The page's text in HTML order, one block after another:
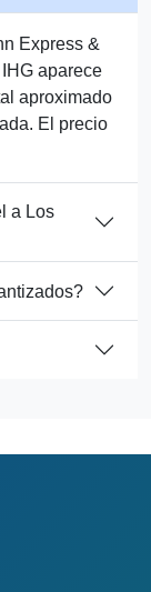
Express &
aparece
aproximado
El precio
a Los